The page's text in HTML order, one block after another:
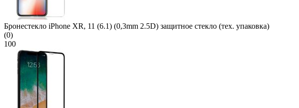
Бронестекло iPhone XR, 11 (6.1) (0,3mm 2.5D) защитное стекло (тех. упаковка)
(0)
100